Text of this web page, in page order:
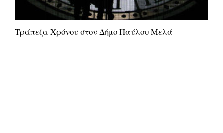
Τράπεζα Χρόνου στον Δήμο Παύλου Μελά